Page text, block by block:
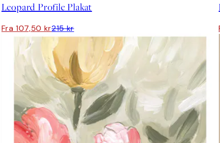
Leopard Profile Plakat
Fra 107,50 kr215 kr